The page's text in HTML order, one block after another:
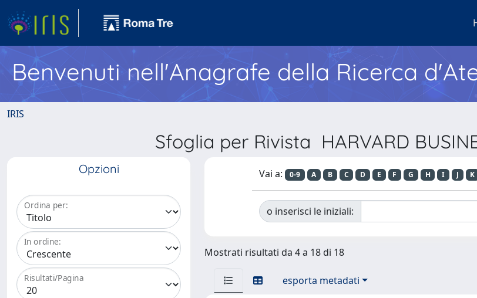
Benvenuti nell'Anagrafe della Ricerca
IRIS
Sfoglia per Rivista HARVARD
Opzioni
Ordina per:
In ordine:
Risultati/Pagina
Vai a: 0-9 A B C D E F G H I J K
o inserisci le iniziali:
Mostrati risultati da 4 a 18 di 18
esporta metadati